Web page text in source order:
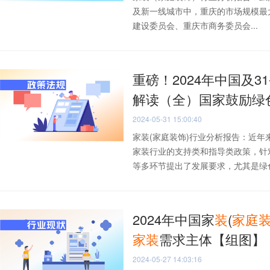
及新一线城市中，重庆的市场规模
建设委员会、重庆市商务委员会...
重磅！2024年中国及
解读（全）国家鼓励绿
2024-05-31 15:00:40
家装(家庭装饰)行业分析报告：近
家装行业的支持类和指导类政策，
等多环节提出了发展要求，尤其是绿
2024年中国家装(家庭
家装需求主体【组图】
2024-05-27 14:03:16